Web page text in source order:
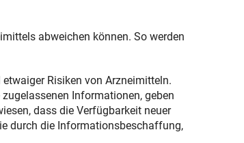
abweichen können. So werden
Risiken von Arzneimitteln.
Informationen, geben
dass die Verfügbarkeit neuer
durch die Informationsbeschaffung,